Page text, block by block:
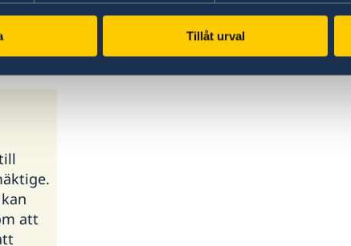
Tillåt urval
att